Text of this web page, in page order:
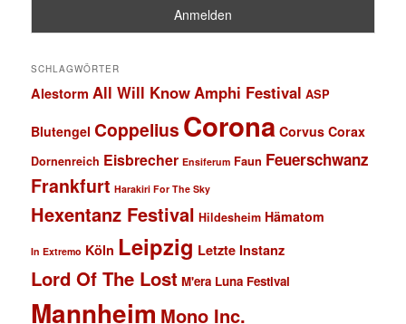
SCHLAGWÖRTER
Alestorm All Will KnowAmphi Festival ASP
Blutengel Coppelius Corona Corvus Corax
Dornenreich Eisbrecher Ensiferum Faun Feuerschwanz
Frankfurt Harakiri For The Sky
Hexentanz Festival Hildesheim Hämatom
In Extremo Köln Leipzig Letzte Instanz
Lord Of The Lost M'era Luna Festival
Mannheim Mono Inc.